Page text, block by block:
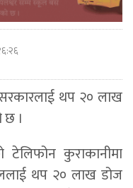
थप २० लाख
छ ।
टेलिफोन कुराकानीमा
थप २० लाख डोज